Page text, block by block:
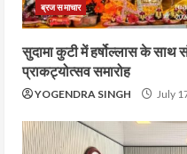
ब्रज समाचार
सुदामा कुटी में हर्षोल्लास के
प्राकट्योत्सव समारोह
YOGENDRA SINGH July